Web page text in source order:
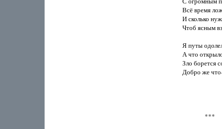
Всё время
И сколько
Чтоб ясным
Я путы
А что
Зло борется
Добро же
               ***